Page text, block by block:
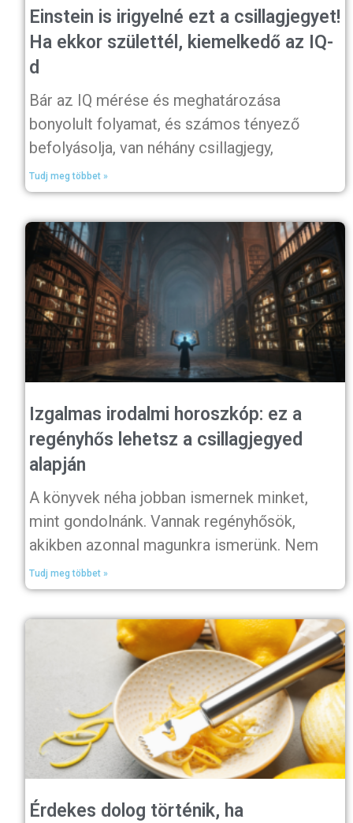
Einstein is irigyelné ezt a csillagjegyet!
Ha ekkor születtél, kiemelkedő az IQ-
d
Bár az IQ mérése és meghatározása
bonyolult folyamat, és számos tényező
befolyásolja, van néhány csillagjegy,
Tudj meg többet »
Izgalmas irodalmi horoszkóp: ez a
regényhős lehetsz a csillagjegyed
alapján
A könyvek néha jobban ismernek minket,
mint gondolnánk. Vannak regényhősök,
akikben azonnal magunkra ismerünk. Nem
Tudj meg többet »
Érdekes dolog történik, ha